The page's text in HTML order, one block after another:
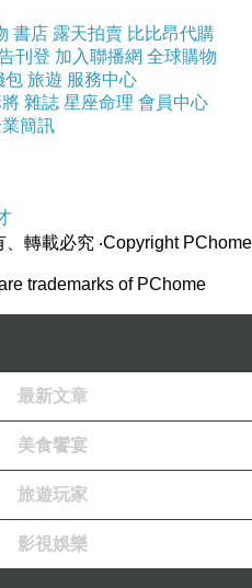
起。
不敢心口寫個「勇」
書店 露天拍賣 比比昂代購
刊登 加入聯播網 全球購物
包 旅遊 服務中心
雜誌 星座命理 會員中心
簡訊
、轉載必究 ‧Copyright PChome
trademarks of PChome
最新文章
美食饗宴
旅遊玩家
影視娛樂